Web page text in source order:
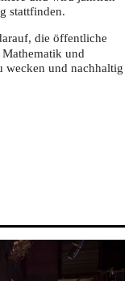
stattfinden.
die öffentliche
und
wecken und nachhaltig